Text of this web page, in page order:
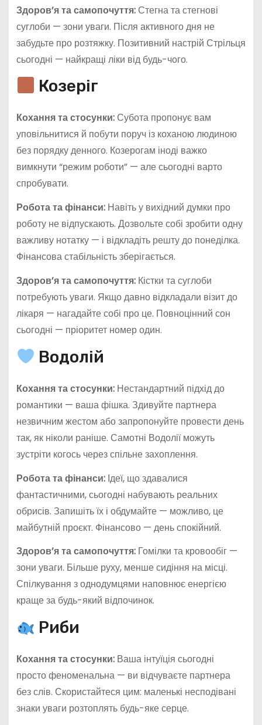
Здоров’я та самопочуття:Стегна та стегнові
суглоби — зони уваги. Після активного дня не
забудьте про розтяжку. Позитивний настрій Стрільця
сьогодні — найкращі ліки від будь-чого.
Козеріг
Кохання та стосунки:Субота пропонує вам
уповільнитися й побути поруч із коханою людиною
без порядку денного. Козерогам іноді важко
вимкнути “режим роботи” — але сьогодні варто
спробувати.
Робота та фінанси:Навіть у вихідний думки про
роботу не відпускають. Дозвольте собі зробити одну
важливу нотатку — і відкладіть решту до понеділка.
Фінансова стабільність зберігається.
Здоров’я та самопочуття:Кістки та суглоби
потребують уваги. Якщо давно відкладали візит до
лікаря — нагадайте собі про це. Повноцінний сон
сьогодні — пріоритет номер один.
Водолій
Кохання та стосунки:Нестандартний підхід до
романтики — ваша фішка. Здивуйте партнера
незвичним жестом або запропонуйте провести день
так, як ніколи раніше. Самотні Водолії можуть
зустріти когось через спільне захоплення.
Робота та фінанси:Ідеї, що здавалися
фантастичними, сьогодні набувають реальних
обрисів. Запишіть їх і обдумайте — можливо, це
майбутній проєкт. Фінансово — день спокійний.
Здоров’я та самопочуття:Гомілки та кровообіг —
зони уваги. Більше руху, менше сидіння на місці.
Спілкування з однодумцями наповнює енергією
краще за будь-який відпочинок.
Риби
Кохання та стосунки:Ваша інтуїція сьогодні
просто феноменальна — ви відчуваєте партнера
без слів. Скористайтеся цим: маленькі несподівані
знаки уваги розтоплять будь-яке серце.